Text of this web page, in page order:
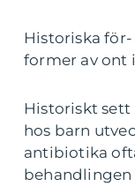
Historiska
former av ont
Historiskt sett
hos barn
antibiotika